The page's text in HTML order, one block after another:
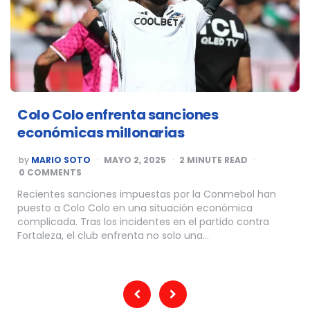
Colo Colo enfrenta sanciones
económicas millonarias
POSTED
BY
by MARIO SOTO MAYO 2, 2025 2 MINUTE READ
0 COMMENTS
Recientes sanciones impuestas por la Conmebol han
puesto a Colo Colo en una situación económica
complicada. Tras los incidentes en el partido contra
Fortaleza, el club enfrenta no solo una…